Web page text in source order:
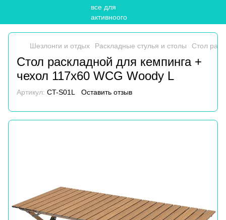
Шезлонги и отдых Раскладные стулья и столы Cтол
Cтол раскладной для кемпинга +
чехол 117х60 WCG Woody L
Артикул: CT-S01L Оставить отзыв